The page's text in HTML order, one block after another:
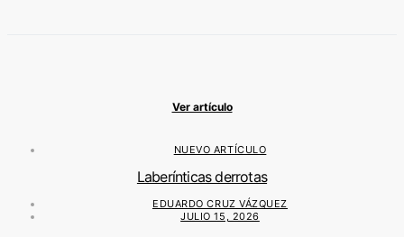
Ver artículo
NUEVO ARTÍCULO
Laberínticas derrotas
EDUARDO CRUZ VÁZQUEZ
JULIO 15, 2026